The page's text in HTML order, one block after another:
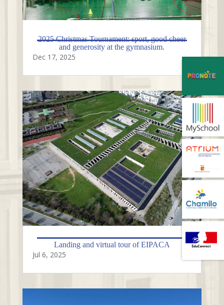
2025 Christmas Tournament: sport, good cheer
and generosity at the gymnasium.
Dec 17, 2025
Landing and virtual tour of EIPACA
Jul 6, 2025